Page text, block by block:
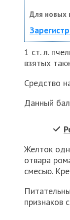
Для новых
1 ст. л.
взятых
Средство
Данный
Желток
отвара
смесью.
признаков